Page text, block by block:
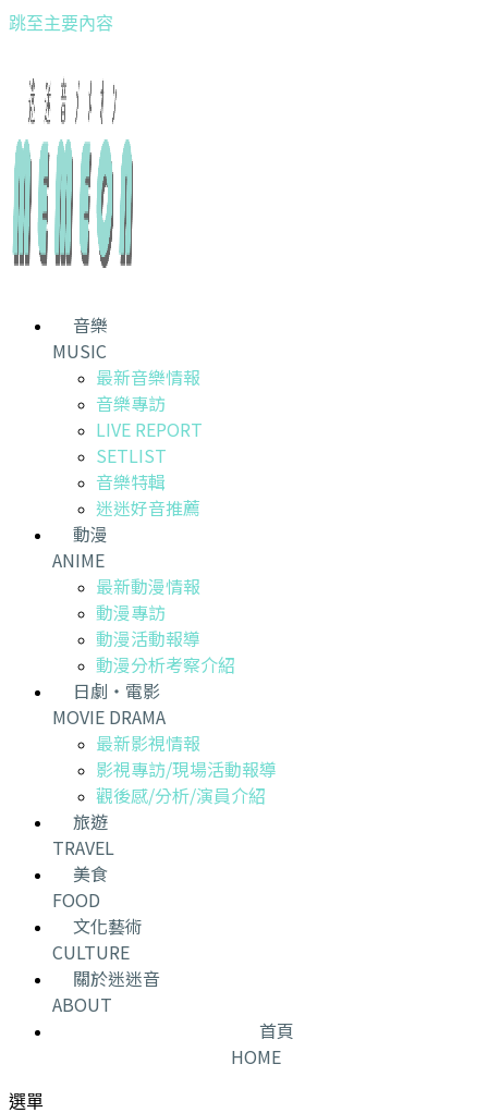
跳至主要內容
音樂
MUSIC
最新音樂情報
音樂專訪
LIVE REPORT
SETLIST
音樂特輯
迷迷好音推薦
動漫
ANIME
最新動漫情報
動漫專訪
動漫活動報導
動漫分析考察介紹
日劇・電影
MOVIE DRAMA
最新影視情報
影視專訪/現場活動報導
觀後感/分析/演員介紹
旅遊
TRAVEL
美食
FOOD
文化藝術
CULTURE
關於迷迷音
ABOUT
首頁
HOME
選單